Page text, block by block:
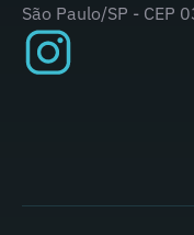
São Paulo/SP - CEP